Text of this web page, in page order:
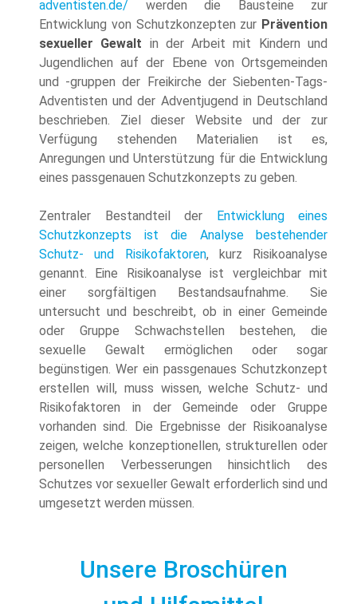
adventisten.de/ werden die Bausteine zur
Entwicklung von Schutzkonzepten zur Prävention
sexueller Gewalt in der Arbeit mit Kindern und
Jugendlichen auf der Ebene von Ortsgemeinden
und -gruppen der Freikirche der Siebenten-Tags-
Adventisten und der Adventjugend in Deutschland
beschrieben. Ziel dieser Website und der zur
Verfügung stehenden Materialien ist es,
Anregungen und Unterstützung für die Entwicklung
eines passgenauen Schutzkonzepts zu geben.
Zentraler Bestandteil der
Entwicklung eines
Schutzkonzepts ist die Analyse bestehender
Schutz- und Risikofaktoren, kurz Risikoanalyse
genannt. Eine Risikoanalyse ist vergleichbar mit
einer sorgfältigen Bestandsaufnahme. Sie
untersucht und beschreibt, ob in einer Gemeinde
oder Gruppe Schwachstellen bestehen, die
sexuelle Gewalt ermöglichen oder sogar
begünstigen. Wer ein passgenaues Schutzkonzept
erstellen will, muss wissen, welche Schutz- und
Risikofaktoren in der Gemeinde oder Gruppe
vorhanden sind. Die Ergebnisse der Risikoanalyse
zeigen, welche konzeptionellen, strukturellen oder
personellen Verbesserungen hinsichtlich des
Schutzes vor sexueller Gewalt erforderlich sind und
umgesetzt werden müssen.
Unsere Broschüren